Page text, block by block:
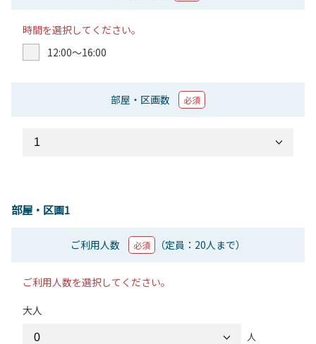
時間を選択してください。
12:00〜16:00
部屋・区画数 必須
部屋・区画1
ご利用人数 必須 （定員：20人まで）
ご利用人数を選択してください。
大人
人